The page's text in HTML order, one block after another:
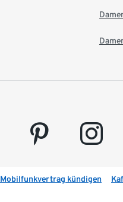
pinterest instagram
Mobilfunkvertrag kündigen